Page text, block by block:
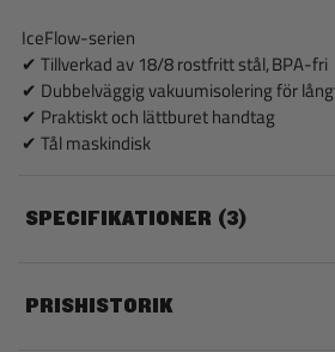
IceFlow-serien
✔ Tillverkad av 18/8 rostfritt stål, BPA-fri
✔ Dubbelväggig vakuumisolering för
✔ Praktiskt och lättburet handtag
✔ Tål maskindisk
SPECIFIKATIONER 3
PRISHISTORIK